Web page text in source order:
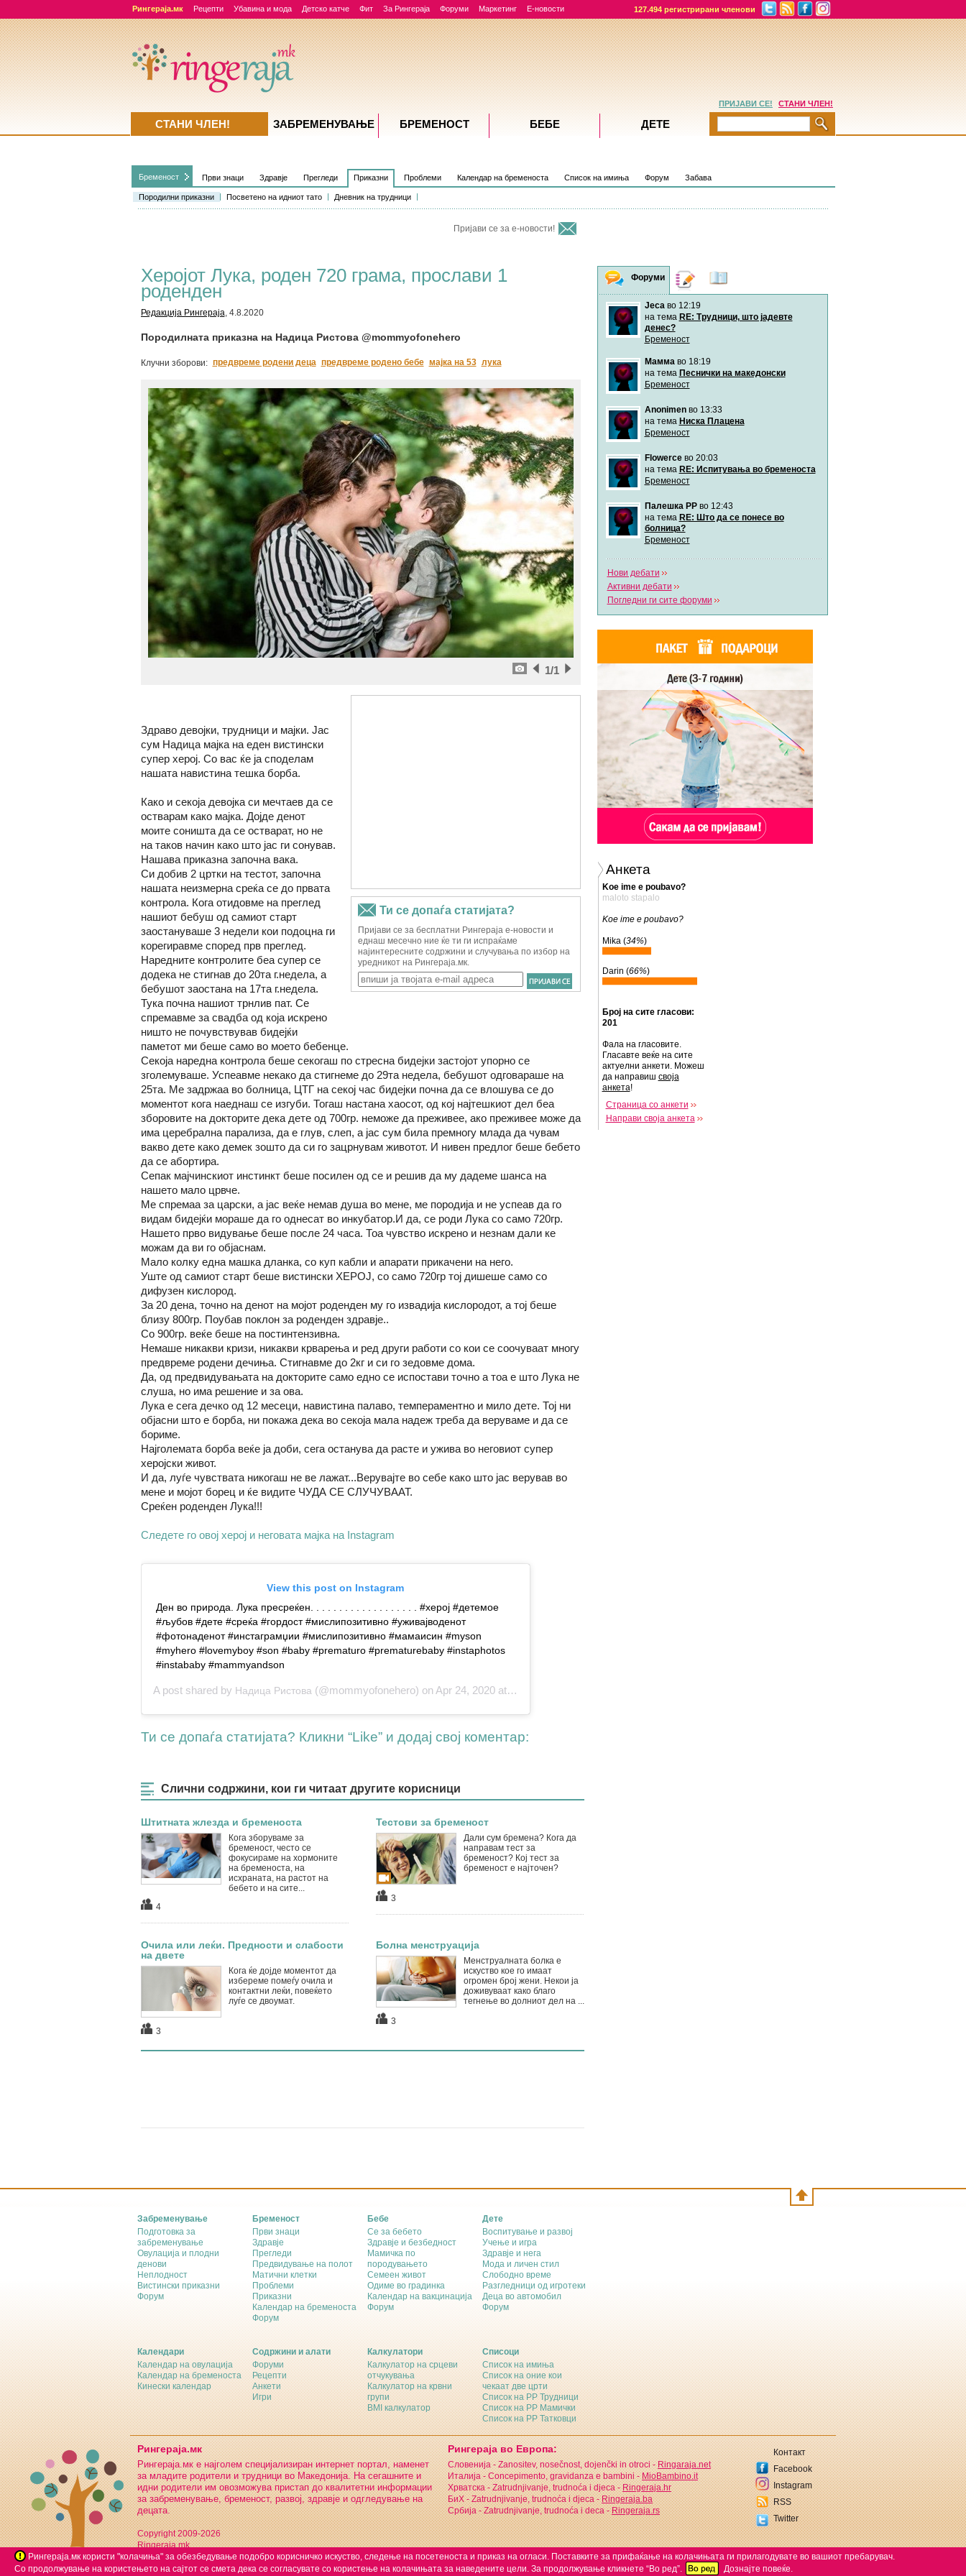
Рингераја.мк Рецепти Убавина и мода Детско катче Фит За Рингераја Форуми Маркетинг Е-новости 127.494 регистрирани членови
Рингераја.мк користи "колачиња" за обезбедување подобро корисничко искуство, следење на посетеноста и приказ на огласи. Поставките за прифаќање на колачињата ги прилагодувате во вашиот пребарувач.
Со продолжување на користењето на сајтот се смета дека се согласувате со користење на колачињата за наведените цели. За продолжување кликнете “Во ред”.
Дознајте повеќе.
Бременост Први знаци Здравје Прегледи Приказни
Породилни приказни Посветено на идниот тато Дневник на трудници
Проблеми Календар на бременоста Список на имиња Форум Забава
Пријави се за е-новости!
Херојот Лука, роден 720 грама, прослави 1
роденден
Редакција Рингераја, 4.8.2020
Породилната приказна на Надица Ристова @mommyofonehero
Клучни зборови: предвреме родени деца предвреме родено бебе мајка на 53 лука
/1
1
Здраво девојки, трудници и мајки. Јас
сум Надица мајка на еден вистински
супер херој. Со вас ќе ја споделам
нашата навистина тешка борба.
Како и секоја девојка си мечтаев да се
остварам како мајка. Дојде денот
моите соништа да се остварат, но не
на таков начин како што јас ги сонував.
Нашава приказна започна вака.
Си добив 2 цртки на тестот, започна
нашата неизмерна среќа се до првата
контрола. Кога отидовме на преглед
нашиот бебуш од самиот старт
заостануваше 3 недели кои подоцна ги
корегиравме според прв преглед.
Наредните контролите беа супер се
додека не стигнав до 20та г.недела, а
бебушот заостана на 17та г.недела.
Тука почна нашиот трнлив пат. Се
спремавме за свадба од која искрено
ништо не почувствував бидејќи
паметот ми беше само во моето бебенце.
Секоја наредна контрола беше секогаш по стресна бидејки застојот упорно се
зголемуваше. Успеавме некако да стигнеме до 29та недела, бебушот одговараше на
25та. Ме задржаа во болница, ЦТГ на секој час бидејки почна да се влошува се до
моментот кога наеднаш се изгуби. Тогаш настана хаосот, од кој најтешкиот дел беа
зборовите на докторите дека дете од 700гр. неможе да преживее, ако преживее може да
има церебрална парализа, да е глув, слеп, а јас сум била премногу млада да чувам
вакво дете како демек зошто да си го зацрнувам животот. И нивен предлог беше бебето
да се абортира.
Сепак мајчинскиот инстинкт беше посилен од се и решив да му дадеме шанса на
нашето мало црвче.
Ме спремаа за царски, а јас веќе немав душа во мене, ме породија и не успеав да го
видам бидејќи мораше да го однесат во инкубатор.И да, се роди Лука со само 720гр.
Нашето прво видување беше после 24 часа. Тоа чувство искрено и незнам дали ке
можам да ви го објаснам.
Мало колку една машка дланка, со куп кабли и апарати прикачени на него.
Уште од самиот старт беше вистински ХЕРОЈ, со само 720гр тој дишеше само со
дифузен кислород.
За 20 дена, точно на денот на мојот роденден му го извадија кислородот, а тој беше
близу 800гр. Поубав поклон за роденден здравје..
Со 900гр. веќе беше на постинтензивна.
Немаше никакви кризи, никакви крварења и ред други работи со кои се соочуваат многу
предвреме родени дечиња. Стигнавме до 2кг и си го зедовме дома.
Да, од предвидувањата на докторите само едно се испостави точно а тоа е што Лука не
слуша, но има решение и за ова.
Лука е сега дечко од 12 месеци, навистина палаво, темпераментно и мило дете. Тој ни
објасни што е борба, ни покажа дека во секоја мала надеж треба да веруваме и да се
бориме.
Најголемата борба веќе ја доби, сега останува да расте и ужива во неговиот супер
херојски живот.
И да, луѓе чувствата никогаш не ве лажат...Верувајте во себе како што јас верував во
мене и мојот борец и ќе видите ЧУДА СЕ СЛУЧУВААТ.
Среќен роденден Лука!!!
Следете го овој херој и неговата мајка на Instagram
View this post on Instagram
Ден во природа. Лука пресреќен. . . . . . . . . . . . . . . . . . . #херој #детемое
#љубов #дете #среќа #гордост #мислипозитивно #уживајводенот
#фотонаденот #инстаграмџии #мислипозитивно #мамаисин #myson
#myhero #lovemyboy #son #baby #prematuro #prematurebaby #instaphotos
#instababy #mammyandson
A post shared by Надица Ристова (@mommyofonehero) on Apr 24, 2020 at 10:42am PDT
Ти се допаѓа статијата? Кликни “Like” и додај свој коментар:
Слични содржини, кои ги читаат другите корисници
Штитната жлезда и бременоста
Кога зборуваме за
бременост, често се
фокусираме на хормоните
на бременоста, на
исхраната, на растот на
бебето и на сите...
4
Тестови за бременост
Дали сум бремена? Кога да
направам тест за
бременост? Кој тест за
бременост е најточен?
3
Очила или леќи. Предности и слабости
на двете
Кога ќе дојде моментот да
избереме помеѓу очила и
контактни леќи, повеќето
луѓе се двоумат.
3
Болна менструација
Менструалната болка е
искуство кое го имаат
огромен број жени. Некои ја
доживуваат како благо
тегнење во долниот дел на ...
3
Форуми Дневници
Jecaво 12:19
на тема RE: Трудници, што јадевте
денес?
Бременост
Маммаво 18:19
на тема Песнички на македонски
Бременост
Anonimenво 13:33
на тема Ниска Плацена
Бременост
Flowerceво 20:03
на тема RE: Испитувања во бременоста
Бременост
Палешка РРво 12:43
на тема RE: Што да се понесе во
болница?
Бременост
Нови дебати
Активни дебати
Погледни ги сите форуми
Анкета
Koe ime e poubavo?
maloto stapalo
Koe ime e poubavo?
Mika (34%)
Darin (66%)
Број на сите гласови:
201
Фала на гласовите.
Гласавте веќе на сите
актуелни анкети. Можеш
да направиш своја
анкета!
Страница со анкети
Направи своја анкета
ПРИЈАВИ СЕ! СТАНИ ЧЛЕН!
СТАНИ ЧЛЕН! ЗАБРЕМЕНУВАЊE БРЕМЕНОСТ БЕБЕ ДЕТЕ
Забременување
Подготовка за
забременување
Овулација и плодни
денови
Неплодност
Вистински приказни
Форум
Бременост
Први знаци
Здравје
Прегледи
Предвидување на полот
Матични клетки
Проблеми
Приказни
Календар на бременоста
Форум
Бебе
Се за бебето
Здравје и безбедност
Мамичка по
породувањето
Семеен живот
Одиме во градинка
Календар на вакцинација
Форум
Дете
Воспитување и развој
Учење и игра
Здравје и нега
Мода и личен стил
Слободно време
Разгледници од игротеки
Деца во автомобил
Форум
Календари
Календар на овулација
Календар на бременоста
Кинески календар
Содржини и алати
Форуми
Рецепти
Анкети
Игри
Калкулатори
Калкулатор на срцеви
отчукувања
Калкулатор на крвни
групи
BMI калкулатор
Списоци
Список на имиња
Список на оние кои
чекаат две црти
Список на РР Трудници
Список на РР Мамички
Список на РР Татковци
Рингераја.мк
Рингераја.мк е најголем специјализиран интернет портал, наменет
за младите родители и трудници во Македонија. На сегашните и
идни родители им овозможува пристап до квалитетни информации
за забременување, бременост, развој, здравје и одгледување на
децата.
Copyright 2009-2026
Ringeraja.mk
Рингераја во Европа:
Словенија - Zanositev, nosečnost, dojenčki in otroci -Ringaraja.net
Италија - Concepimento, gravidanza e bambini -MioBambino.it
Хрватска - Zatrudnjivanje, trudnoća i djeca -Ringeraja.hr
БиХ - Zatrudnjivanje, trudnoća i djeca -Ringeraja.ba
Србија - Zatrudnjivanje, trudnoća i deca -Ringeraja.rs
Контакт
Facebook
Instagram
RSS
Twitter